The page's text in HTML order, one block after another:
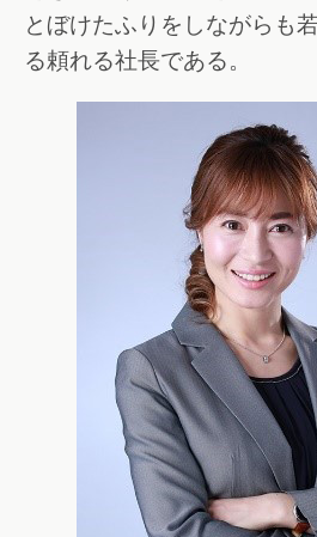
とぼけたふりをしながらも
る頼れる社長である。